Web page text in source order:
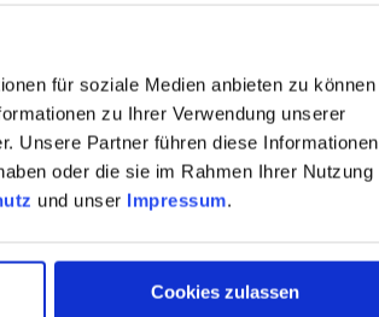
für soziale Medien anbieten zu können
zu Ihrer Verwendung unserer
Unsere Partner führen diese Informationen
oder die sie im Rahmen Ihrer Nutzung
und unser Impressum.
Cookies zulassen